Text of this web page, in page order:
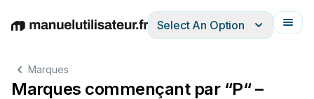
EnglishDeutschEspañolItalianoFrançais
Select An Option
Marques
Marques commençant par “P“ –